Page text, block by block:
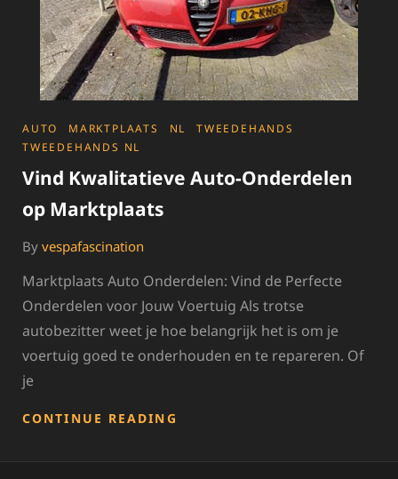
CATEGORIES
AUTO MARKTPLAATS NL
TWEEDEHANDS
TWEEDEHANDS NL
Vind Kwalitatieve Auto-Onderdelen
op Marktplaats
By vespafascination
Marktplaats Auto Onderdelen: Vind de Perfecte
Onderdelen voor Jouw Voertuig Als trotse
autobezitter weet je hoe belangrijk het is om je
voertuig goed te onderhouden en te repareren. Of
je
CONTINUE READING